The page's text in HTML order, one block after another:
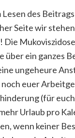
des
Seite wir
Die
über ein ganzes
ungeheure
euer
(für euch
Urlaub pro
wenn keiner